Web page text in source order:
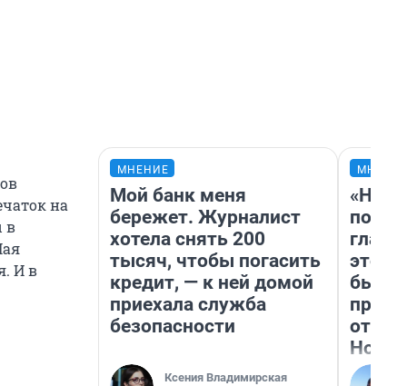
на
в
И в
МНЕНИЕ
Мой банк меня
бережет. Журналист
хотела снять 200
тысяч, чтобы погасить
кредит, — к ней домой
приехала служба
безопасности
Ксения Владимирская
этого
бьет